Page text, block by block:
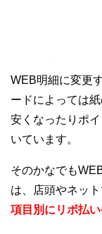
WEB明細に変更
ードによっては
安くなったりポ
いています。
そのかなでも
は、店頭やネッ
項目別にリボ払